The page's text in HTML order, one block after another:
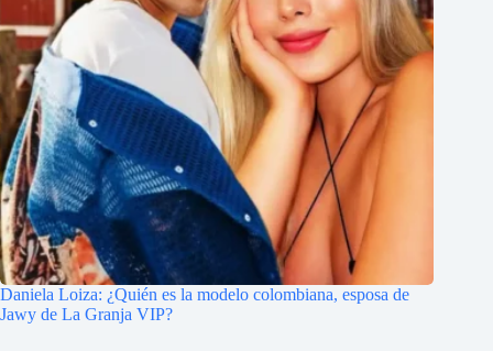
Daniela Loiza: ¿Quién es la modelo colombiana, esposa de
Jawy de La Granja VIP?